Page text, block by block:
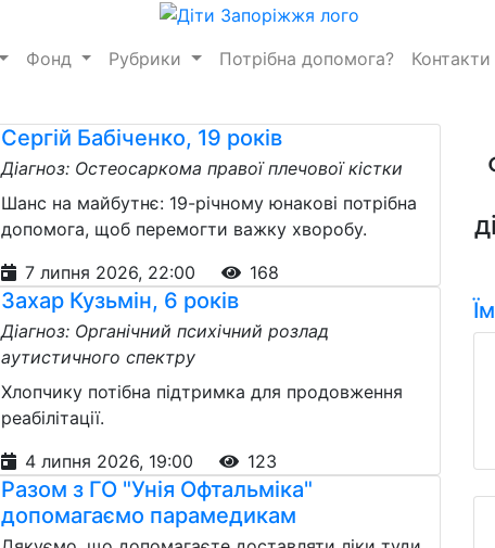
Фонд Рубрики Потрібна допомога? Контакти
Сергій Бабіченко, 19 років
Діагноз: Остеосаркома правої плечової кістки
Шанс на майбутнє: 19-річному юнакові потрібна
допомога, щоб перемогти важку хворобу.
7 липня 2026, 22:00
168
Захар Кузьмін, 6 років
Діагноз: Органічний психічний розлад
аутистичного спектру
Хлопчику потібна підтримка для продовження
реабілітації.
4 липня 2026, 19:00
123
Разом з ГО "Унія Офтальміка"
допомагаємо парамедикам